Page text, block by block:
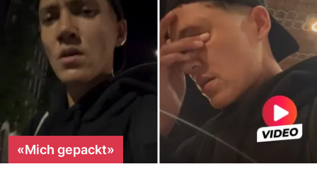
«Mich gepackt»